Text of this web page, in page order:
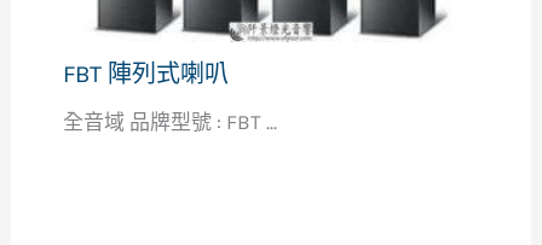
FBT 陣列式喇叭
全音域 品牌型號 : FBT ...